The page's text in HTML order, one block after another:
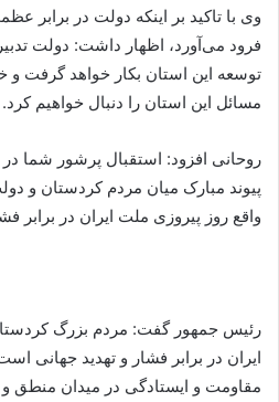
وی با تاکید بر اینکه دولت در برابر
فرود می‌آورد، اظهار داشت: دولت
توسعه این استان بکار خواهد گرفت و
مسائل این استان را دنبال خواهیم کرد.
روحانی افزود: استقبال پرشور شما در
پیوند مبارک میان مردم کردستان و
واقع روز پیروزی ملت ایران در برابر
رئیس جمهور گفت: مردم بزرگ
مقاومت و ایستادگی در میدان منطق